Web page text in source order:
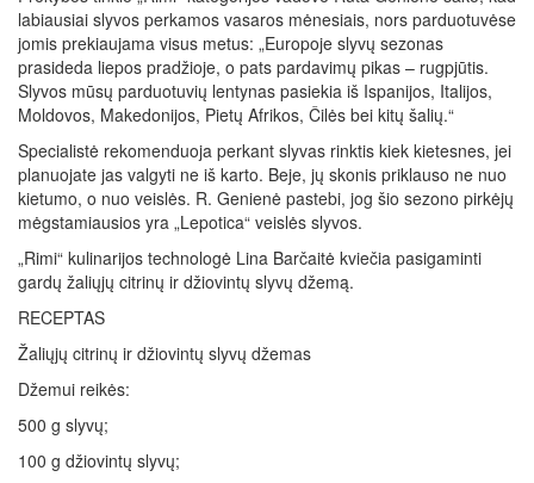
labiausiai slyvos perkamos vasaros mėnesiais, nors parduotuvėse
jomis prekiaujama visus metus: „Europoje slyvų sezonas
prasideda liepos pradžioje, o pats pardavimų pikas – rugpjūtis.
Slyvos mūsų parduotuvių lentynas pasiekia iš Ispanijos, Italijos,
Moldovos, Makedonijos, Pietų Afrikos, Čilės bei kitų šalių.“
Specialistė rekomenduoja perkant slyvas rinktis kiek kietesnes, jei
planuojate jas valgyti ne iš karto. Beje, jų skonis priklauso ne nuo
kietumo, o nuo veislės. R. Genienė pastebi, jog šio sezono pirkėjų
mėgstamiausios yra „Lepotica“ veislės slyvos.
„Rimi“ kulinarijos technologė Lina Barčaitė kviečia pasigaminti
gardų žaliųjų citrinų ir džiovintų slyvų džemą.
RECEPTAS
Žaliųjų citrinų ir džiovintų slyvų džemas
Džemui reikės:
500 g slyvų;
100 g džiovintų slyvų;